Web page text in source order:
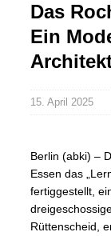
Das
Ein
15. April 2025
Berlin (abki) –
Essen das
fertiggestellt,
Rüttenscheid,